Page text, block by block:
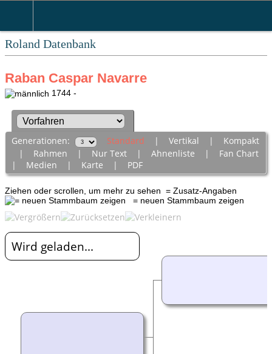
Roland Datenbank
Raban Caspar Navarre
1744 -
Generationen: Standard | Vertikal | Kompakt
| Rahmen | Nur Text| Ahnenliste | Fan Chart
| Medien | Karte | PDF
Ziehen oder scrollen, um mehr zu sehen = Zusatz-Angaben
= neuen Stammbaum zeigen
Wird geladen...